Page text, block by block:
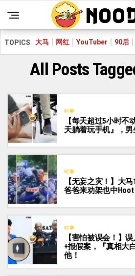
TOPICS 大马 网红 YouTuber 90后
All Posts
时事
【每天超过5小时不
天躺着玩手机』，男
时事
【无妄之灾！】大
爸爸来劝架也中Hoot
时事
【害怕被误会！】
+报假案，『真相大
他！